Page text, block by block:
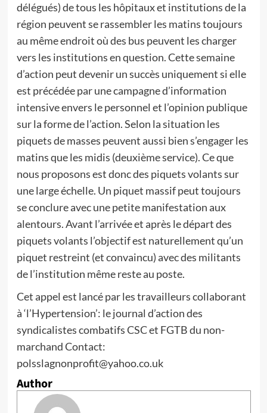
délégués) de tous les hôpitaux et institutions de la
région peuvent se rassembler les matins toujours
au même endroit où des bus peuvent les charger
vers les institutions en question. Cette semaine
d’action peut devenir un succès uniquement si elle
est précédée par une campagne d’information
intensive envers le personnel et l’opinion publique
sur la forme de l’action. Selon la situation les
piquets de masses peuvent aussi bien s’engager les
matins que les midis (deuxième service). Ce que
nous proposons est donc des piquets volants sur
une large échelle. Un piquet massif peut toujours
se conclure avec une petite manifestation aux
alentours. Avant l’arrivée et après le départ des
piquets volants l’objectif est naturellement qu’un
piquet restreint (et convaincu) avec des militants
de l’institution même reste au poste.
Cet appel est lancé par les travailleurs collaborant
à ‘l’Hypertension’: le journal d’action des
syndicalistes combatifs CSC et FGTB du non-
marchand Contact:
polsslagnonprofit@yahoo.co.uk
Author